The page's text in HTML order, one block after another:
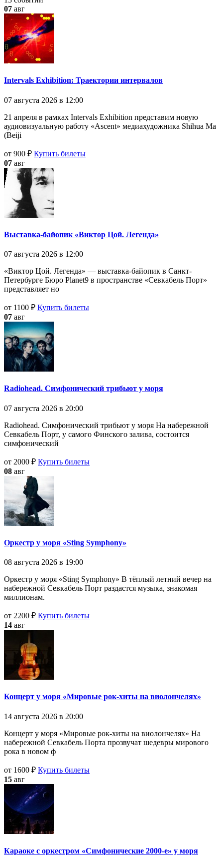
07 авг
Intervals Exhibition: Траектории интервалов
07 августа 2026 в 12:00
21 апреля в рамках Intervals Exhibition представим новую
аудиовизуальную работу «Ascent» медиахудожника Shihua Ma
(Beiji
от 900 ₽ Купить билеты
07 авг
Выставка-байопик «Виктор Цой. Легенда»
07 августа 2026 в 12:00
«Виктор Цой. Легенда» — выставка-байопик в Санкт-
Петербурге Бюро Planet9 в пространстве «Севкабель Порт»
представляет но
от 1100 ₽ Купить билеты
07 авг
Radiohead. Симфонический трибьют у моря
07 августа 2026 в 20:00
Radiohead. Симфонический трибьют у моря На набережной
Севкабель Порт, у самого Финского залива, состоится
симфонический
от 2000 ₽ Купить билеты
08 авг
Оркестр у моря «Sting Symphony»
08 августа 2026 в 19:00
Оркестр у моря «Sting Symphony» В тёплый летний вечер на
набережной Севкабель Порт раздастся музыка, знакомая
миллионам.
от 2200 ₽ Купить билеты
14 авг
Концерт у моря «Мировые рок-хиты на виолончелях»
14 августа 2026 в 20:00
Концерт у моря «Мировые рок-хиты на виолончелях» На
набережной Севкабель Порта прозвучат шедевры мирового
рока в новом ф
от 1600 ₽ Купить билеты
15 авг
Караоке с оркестром «Симфонические 2000-е» у моря